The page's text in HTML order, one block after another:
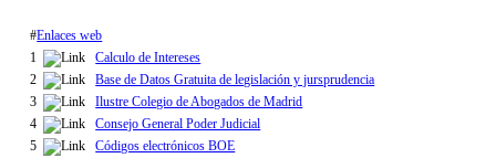
#Enlaces web
1
Calculo de Intereses
2
Base de Datos Gratuita de legislación y jursprudencia
3
Ilustre Colegio de Abogados de Madrid
4
Consejo General Poder Judicial
5
Códigos electrónicos BOE